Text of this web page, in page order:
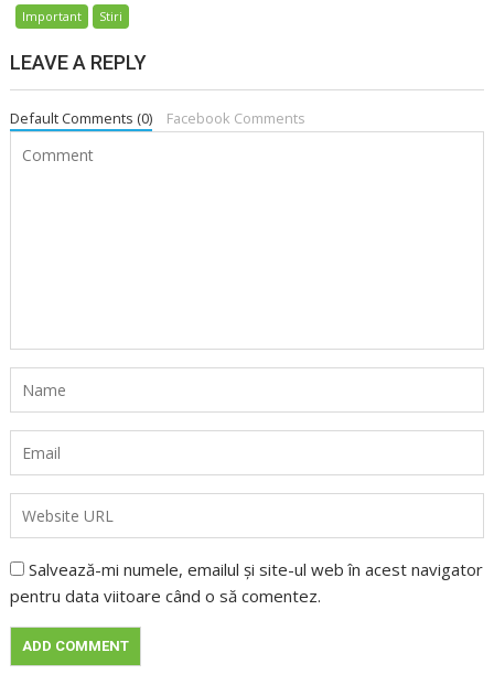
Important Stiri
LEAVE A REPLY
Default Comments (0) Facebook Comments
Salvează-mi numele, emailul și site-ul web în acest navigator
pentru data viitoare când o să comentez.